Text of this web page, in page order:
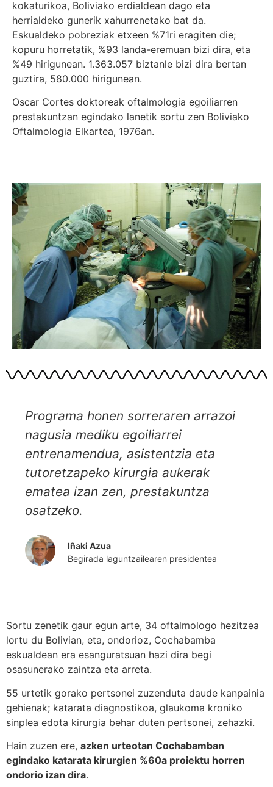
kokaturikoa, Boliviako erdialdean dago eta
herrialdeko gunerik xahurrenetako bat da.
Eskualdeko pobreziak etxeen %71ri eragiten die;
kopuru horretatik, %93 landa-eremuan bizi dira, eta
%49 hirigunean. 1.363.057 biztanle bizi dira bertan
guztira, 580.000 hirigunean.
Oscar Cortes doktoreak oftalmologia egoiliarren
prestakuntzan egindako lanetik sortu zen Boliviako
Oftalmologia Elkartea, 1976an.
Programa honen sorreraren arrazoi
nagusia mediku egoiliarrei
entrenamendua, asistentzia eta
tutoretzapeko kirurgia aukerak
ematea izan zen, prestakuntza
osatzeko.
Iñaki Azua
Begirada laguntzailearen presidentea
Sortu zenetik gaur egun arte, 34 oftalmologo hezitzea
lortu du Bolivian, eta, ondorioz, Cochabamba
eskualdean era esanguratsuan hazi dira begi
osasunerako zaintza eta arreta.
55 urtetik gorako pertsonei zuzenduta daude kanpainia
gehienak; katarata diagnostikoa, glaukoma kroniko
sinplea edota kirurgia behar duten pertsonei, zehazki.
Hain zuzen ere, azken urteotan Cochabamban
egindako katarata kirurgien %60a proiektu horren
ondorio izan dira.